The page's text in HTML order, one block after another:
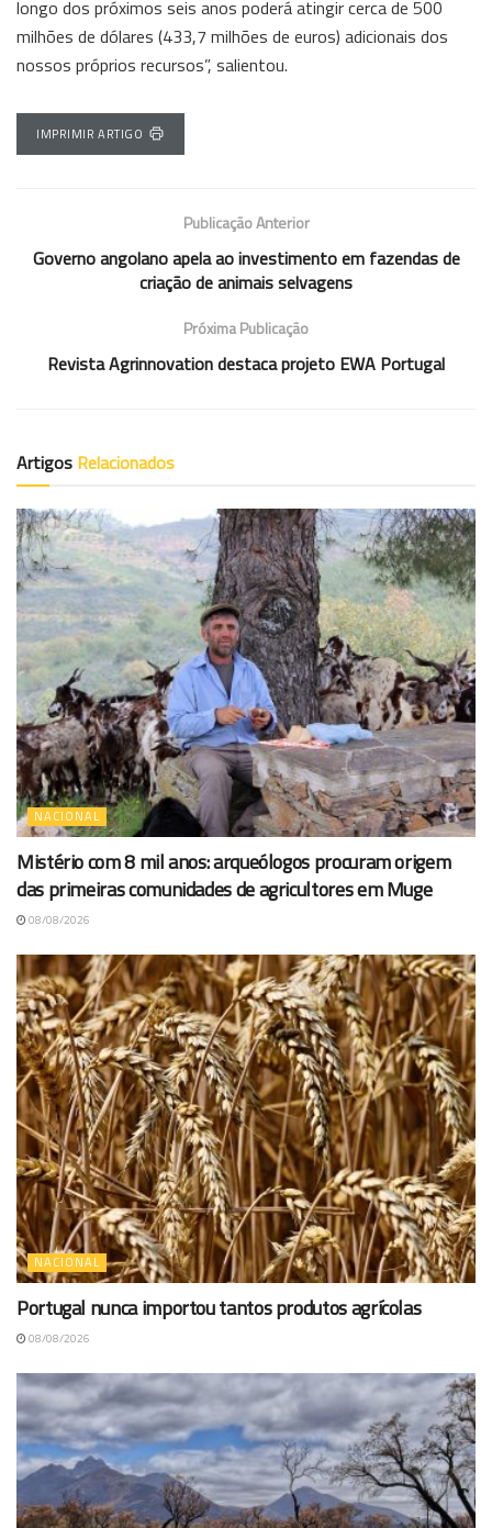
longo dos próximos seis anos poderá atingir cerca de 500
milhões de dólares (433,7 milhões de euros) adicionais dos
nossos próprios recursos”, salientou.
IMPRIMIR ARTIGO
Publicação Anterior
Governo angolano apela ao investimento em fazendas de
criação de animais selvagens
Próxima Publicação
Revista Agrinnovation destaca projeto EWA Portugal
Artigos Relacionados
NACIONAL
Mistério com 8 mil anos: arqueólogos procuram origem
das primeiras comunidades de agricultores em Muge
08/08/2026
NACIONAL
Portugal nunca importou tantos produtos agrícolas
08/08/2026